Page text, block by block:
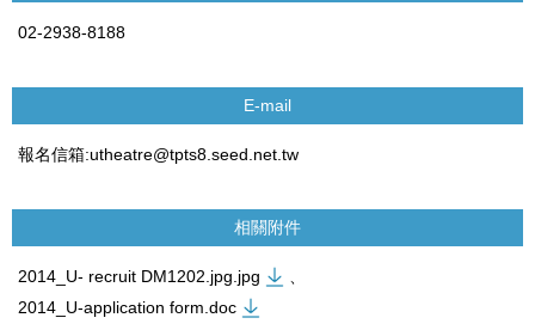
02-2938-8188
E-mail
報名信箱:utheatre@tpts8.seed.net.tw
相關附件
2014_U- recruit DM1202.jpg.jpg
2014_U-application form.doc